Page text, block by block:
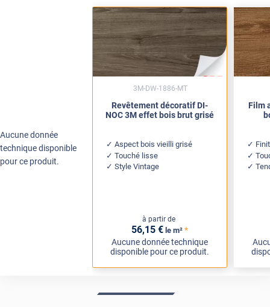
Aucune donnée
technique disponible
pour ce produit.
Revêtement décoratif DI-
NOC 3M effet bois brut grisé
Aspect bois vieilli grisé
Touché lisse
Style Vintage
à partir de
56,15 € le m² *
Aucune donnée technique
disponible pour ce produit.
3M-DW-1886-MT
Film